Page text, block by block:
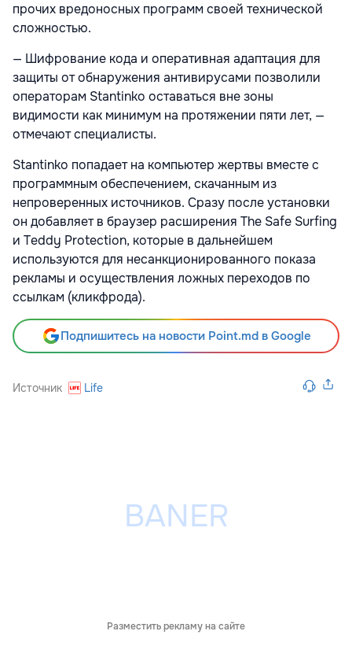
прочих вредоносных программ своей технической
сложностью.
— Шифрование кода и оперативная адаптация для
защиты от обнаружения антивирусами позволили
операторам Stantinko оставаться вне зоны
видимости как минимум на протяжении пяти лет, —
отмечают специалисты.
Stantinko попадает на компьютер жертвы вместе с
программным обеспечением, скачанным из
непроверенных источников. Сразу после установки
он добавляет в браузер расширения The Safe Surfing
и Teddy Protection, которые в дальнейшем
используются для несанкционированного показа
рекламы и осуществления ложных переходов по
ссылкам (кликфрода).
Подпишитесь на новости Point.md в Google
Источник Life
Разместить рекламу на сайте